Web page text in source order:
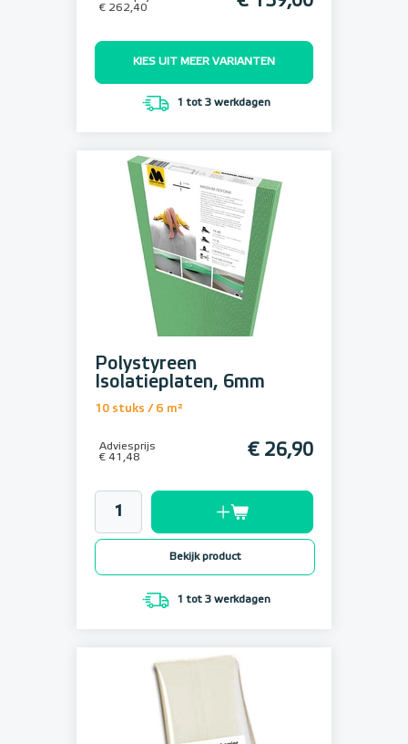
€ 262,40
KIES UIT MEER VARIANTEN
1 tot 3 werkdagen
Polystyreen
Isolatieplaten, 6mm
10 stuks / 6 m²
Adviesprijs
€ 41,48
€ 26,90
Bekijk product
1 tot 3 werkdagen